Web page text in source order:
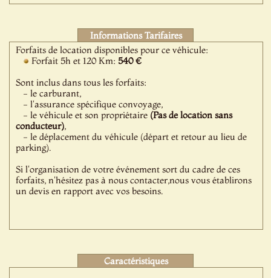
Informations Tarifaires
Forfaits de location disponibles pour ce véhicule:
Forfait 5h et 120 Km:540 €
Sont inclus dans tous les forfaits:
- le carburant,
- l'assurance spécifique convoyage,
- le véhicule et son propriétaire (Pas de location sans
conducteur),
- le déplacement du véhicule (départ et retour au lieu de
parking).
Si l'organisation de votre événement sort du cadre de ces
forfaits, n'hésitez pas à nous contacter,nous vous établirons
un devis en rapport avec vos besoins.
Caractéristiques